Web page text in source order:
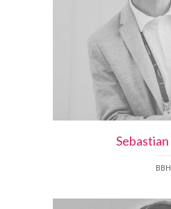
Sebastian
BBH